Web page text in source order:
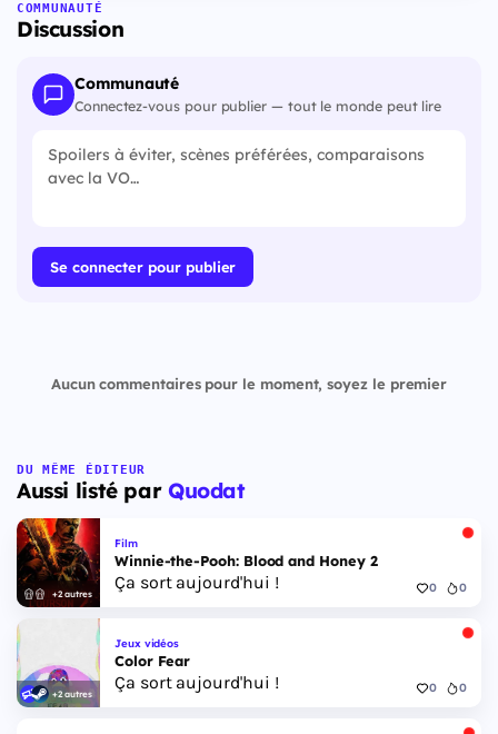
COMMUNAUTÉ
Discussion
Communauté
Connectez-vous pour publier — tout le monde peut lire
Se connecter pour publier
Aucun commentaires pour le moment, soyez le premier
DU MÊME ÉDITEUR
Aussi listé par Quodat
+2 autres
Film
Winnie-the-Pooh: Blood and Honey 2
Ça sort aujourd'hui ! 0 0
+2 autres
Jeux vidéos
Color Fear
Ça sort aujourd'hui ! 0 0